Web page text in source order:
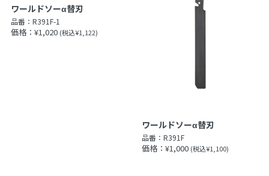
ワールドソーα替刃
品番： R391F-1
価格：¥1,020 (税込¥1,122)
ワールドソーα替刃
品番：R391F
価格：¥1,000 (税込¥1,100)